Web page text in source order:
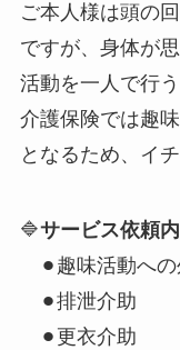
ご本人様は頭の
ですが、身体が
活動を一人で行
介護保険では趣
となるため、イ
🔷サービス依頼
⚫︎趣味活動への
⚫︎排泄介助
⚫︎更衣介助